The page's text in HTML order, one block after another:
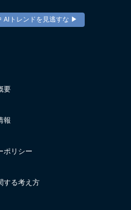
AIトレンドを見逃すな ▶︎
要
報
ポリシー
する考え方